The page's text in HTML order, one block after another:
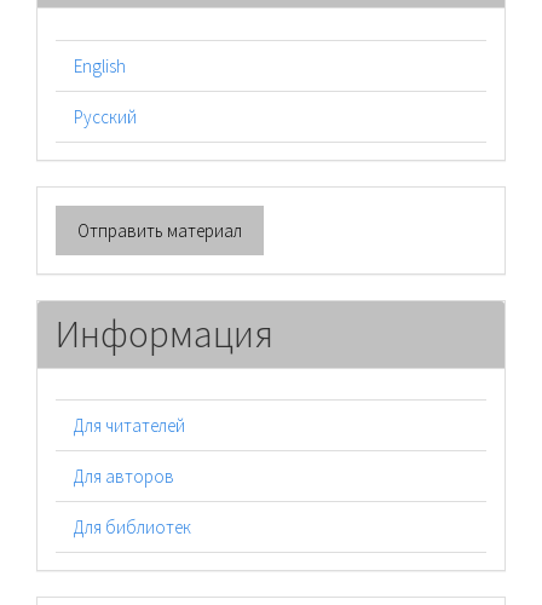
English
Русский
Отправить
материал
Отправить материал
Информация
Для читателей
Для авторов
Для библиотек